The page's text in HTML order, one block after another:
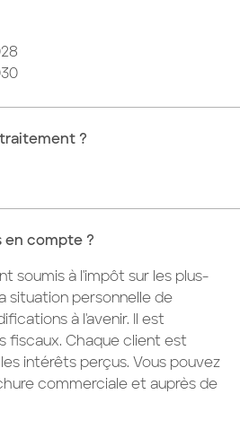
?
en compte ?
soumis à l'impôt sur les plus-
situation personnelle de
à l'avenir. Il est
fiscaux. Chaque client est
intérêts perçus. Vous pouvez
commerciale et auprès de